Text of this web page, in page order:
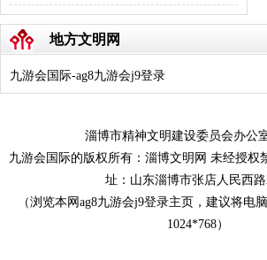
地方文明网
九游会国际-ag8九游会j9登录
淄博市精神文明建设委员会办
九游会国际的版权所有：淄博文明网 未经授权
址：山东淄博市张店人民西
（浏览本网ag8九游会j9登录主页，建议将电
1024*768）